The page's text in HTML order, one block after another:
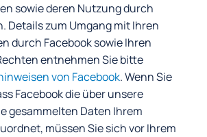
sowie deren Nutzung durch
Details zum Umgang mit Ihren
durch Facebook sowie Ihren
entnehmen Sie bitte
von Facebook. Wenn Sie
Facebook die über unsere
gesammelten Daten Ihrem
müssen Sie sich vor Ihrem